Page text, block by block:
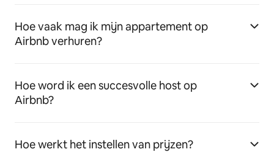
Hoe vaak mag ik mijn appartement op
Airbnb verhuren?
Hoe word ik een succesvolle host op
Airbnb?
Hoe werkt het instellen van prijzen?